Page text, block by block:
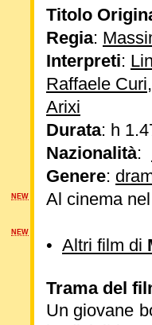
Titolo
Regia:
Interpreti:
Raffaele Curi
Arixi
Durata: h
Nazionalità:
Genere:
Al cinema
• Altri film di
Trama del
Un giovane
NEW
NEW